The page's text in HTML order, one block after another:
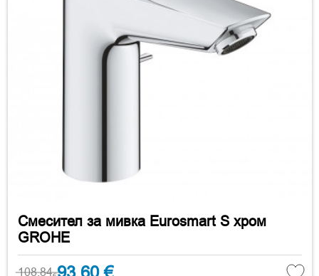
Смесител за мивка Eurosmart S хром
GROHE
108.84